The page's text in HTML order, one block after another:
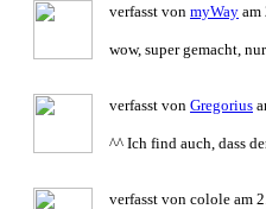
verfasst von myWay am
wow, super gemacht,
verfasst von Gregorius
^^ Ich find auch, dass
verfasst von colole am